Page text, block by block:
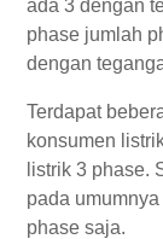
ada 3 dengan
phase jumlah
dengan
Terdapat
konsumen
listrik 3 phase.
pada
phase saja.